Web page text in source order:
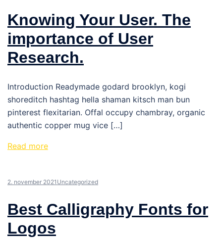
Knowing Your User. The
importance of User
Research.
Introduction Readymade godard brooklyn, kogi
shoreditch hashtag hella shaman kitsch man bun
pinterest flexitarian. Offal occupy chambray, organic
authentic copper mug vice […]
Read more
2. november 2021 Uncategorized
Best Calligraphy Fonts for
Logos